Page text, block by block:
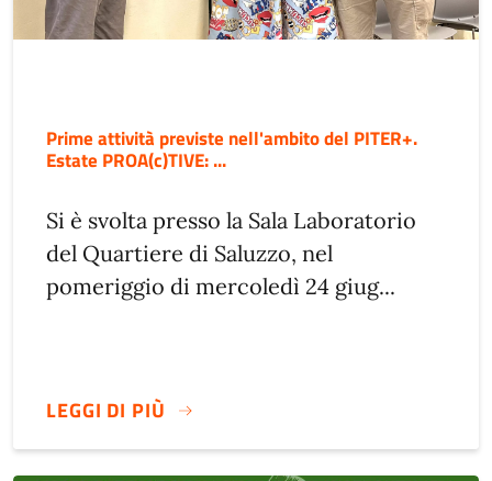
Prime attività previste nell'ambito del PITER+.
Estate PROA(c)TIVE: ...
Si è svolta presso la Sala Laboratorio
del Quartiere di Saluzzo, nel
pomeriggio di mercoledì 24 giug...
LEGGI DI PIÙ